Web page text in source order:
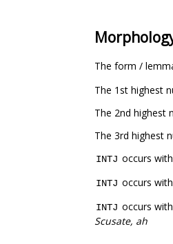
The form /
The 1st highest
The 2nd highest
The 3rd highest
INTJ occurs
INTJ occurs
INTJ occurs
Scusate, ah